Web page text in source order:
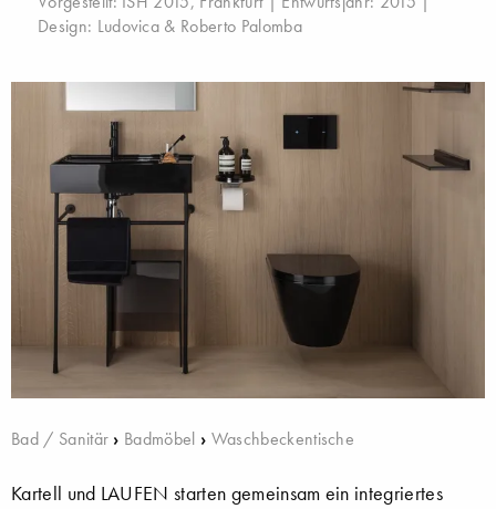
Design: Ludovica & Roberto Palomba
Bad / Sanitär › Badmöbel › Waschbeckentische
Kartell und LAUFEN starten gemeinsam ein integriertes